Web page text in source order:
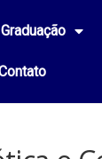
Graduação